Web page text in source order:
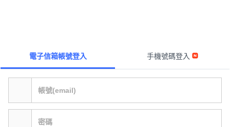
電子信箱帳號登入 手機號碼登入